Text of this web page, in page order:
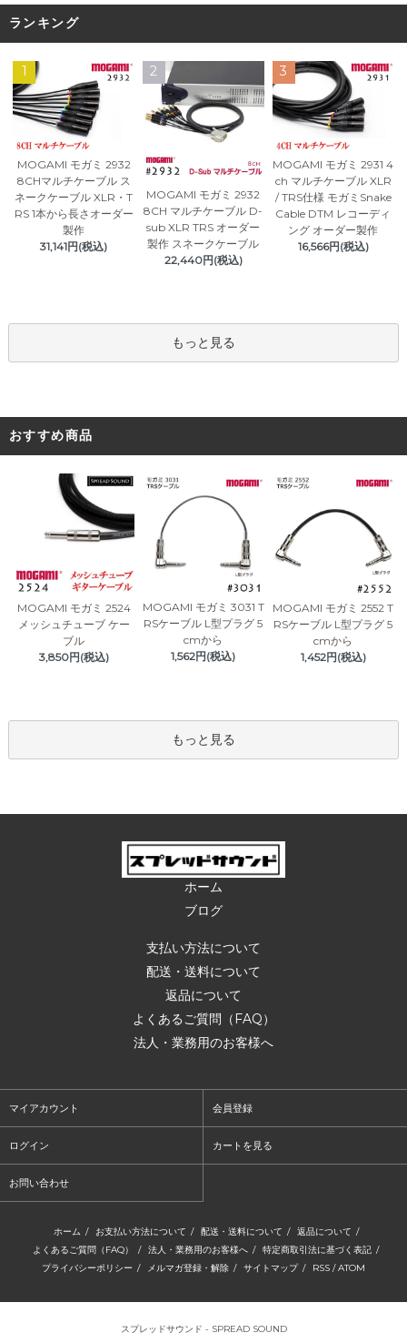
ランキング
1
MOGAMI モガミ 2932
8CHマルチケーブル ス
ネークケーブル XLR・T
RS 1本から長さオーダー
製作
31,141円(税込)
2
MOGAMI モガミ 2932
8CH マルチケーブル D-
sub XLR TRS オーダー
製作 スネークケーブル
22,440円(税込)
3
MOGAMI モガミ 2931 4
ch マルチケーブル XLR
/ TRS仕様 モガミSnake
Cable DTM レコーディ
ング オーダー製作
16,566円(税込)
もっと見る
おすすめ商品
MOGAMI モガミ 2524
メッシュチューブ ケー
ブル
3,850円(税込)
MOGAMI モガミ 3031 T
RSケーブル L型プラグ 5
cmから
1,562円(税込)
MOGAMI モガミ 2552 T
RSケーブル L型プラグ 5
cmから
1,452円(税込)
もっと見る
ホーム
ブログ
支払い方法について
配送・送料について
返品について
よくあるご質問（FAQ）
法人・業務用のお客様へ
マイアカウント 会員登録
ログイン カートを見る
お問い合わせ
ホーム / お支払い方法について / 配送・送料について / 返品について /
よくあるご質問（FAQ）
/ 法人・業務用のお客様へ / 特定商取引法に基づく表記 /
プライバシーポリシー / メルマガ登録・解除 / サイトマップ / RSS /ATOM
スプレッドサウンド - SPREAD SOUND